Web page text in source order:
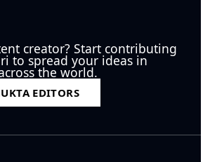
creator? Start contributing
to spread your ideas in
the world.
EDITORS